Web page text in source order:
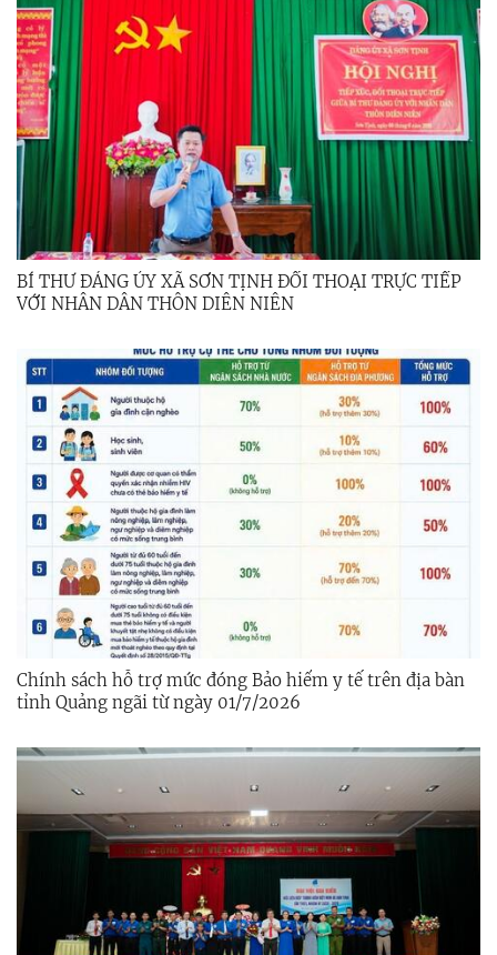
BÍ THƯ ĐẢNG ỦY XÃ SƠN TỊNH ĐỐI THOẠI TRỰC TIẾP
VỚI NHÂN DÂN THÔN DIÊN NIÊN
Chính sách hỗ trợ mức đóng Bảo hiểm y tế trên địa bàn
tỉnh Quảng ngãi từ ngày 01/7/2026